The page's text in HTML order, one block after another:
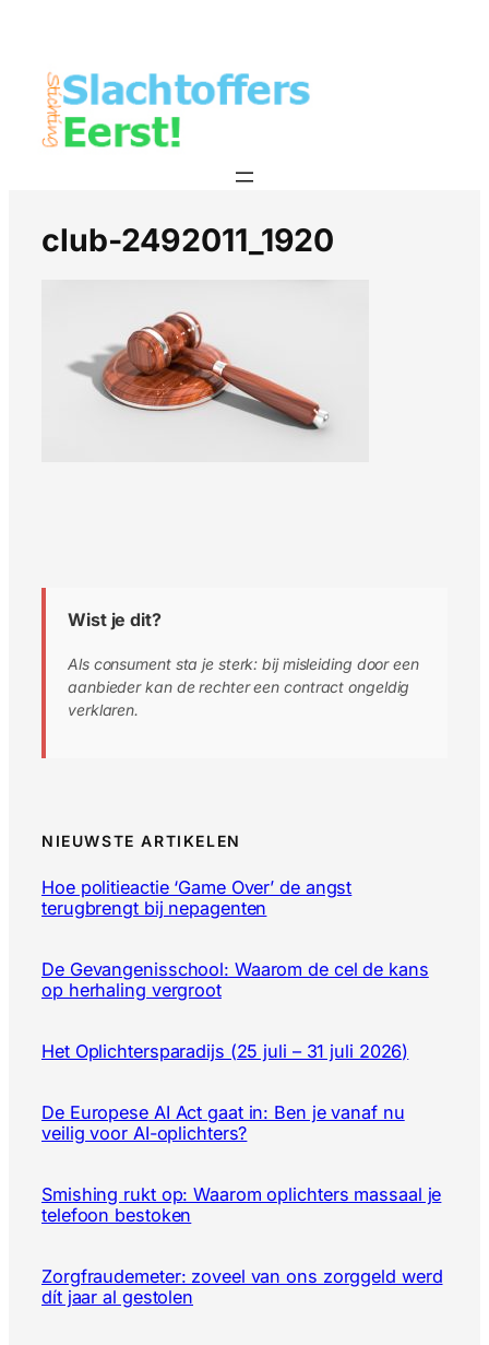
club-2492011_1920
Wist je dit?
Als consument sta je sterk: bij misleiding door een
aanbieder kan de rechter een contract ongeldig
verklaren.
NIEUWSTE ARTIKELEN
Hoe politieactie ‘Game Over’ de angst
terugbrengt bij nepagenten
De Gevangenisschool: Waarom de cel de kans
op herhaling vergroot
Het Oplichtersparadijs (25 juli – 31 juli 2026)
De Europese AI Act gaat in: Ben je vanaf nu
veilig voor AI-oplichters?
Smishing rukt op: Waarom oplichters massaal je
telefoon bestoken
Zorgfraudemeter: zoveel van ons zorggeld werd
dít jaar al gestolen